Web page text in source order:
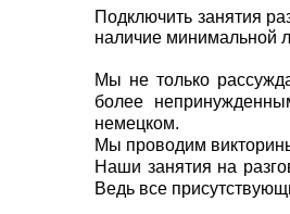
Подключить занятия
наличие минимальной
Мы не только
более
немецком.
Мы проводим
Наши занятия на
Ведь все